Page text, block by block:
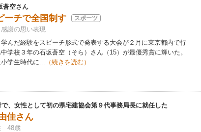
蒼空さん
ーチで全国制す スポーツ
謝の思い表現
んだ経験をスピーチ形式で発表する大会が２月に東京都内で行
学校３年の石坂蒼空（そら）さん（15）が最優秀賞に輝いた。
学生時代に... （続きを読む）
で、女性として初の県宅建協会第９代事務局長に就任した
佳さん
48歳